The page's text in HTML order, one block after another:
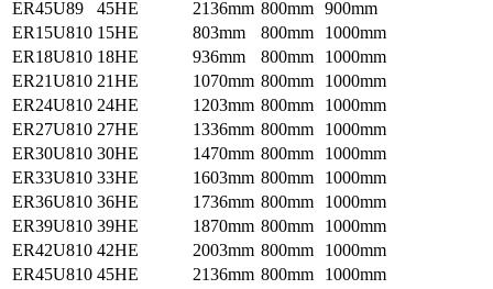
ER45U89
45HE 2136mm 800mm 900mm
ER15U810 15HE 803mm 800mm
1000mm
ER18U810 18HE 936mm 800mm
1000mm
ER21U810 21HE 1070mm 800mm
1000mm
ER24U810 24HE 1203mm 800mm
1000mm
ER27U810 27HE 1336mm 800mm
1000mm
ER30U810 30HE 1470mm 800mm
1000mm
ER33U810 33HE 1603mm 800mm
1000mm
ER36U810 36HE 1736mm 800mm
1000mm
ER39U810 39HE 1870mm 800mm
1000mm
ER42U810 42HE 2003mm 800mm
1000mm
ER45U810 45HE 2136mm 800mm 1000mm